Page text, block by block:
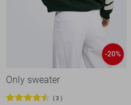
-20%
Only sweater
3